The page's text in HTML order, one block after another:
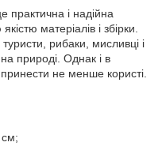
і надійна
матеріалів і збірки.
рибаки, мисливці і
на природі. Однак і в
не менше користі.